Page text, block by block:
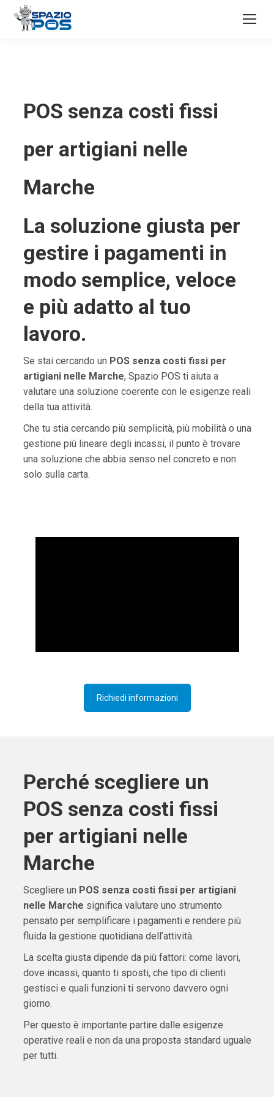
POS senza costi fissi
per artigiani nelle
Marche
La soluzione giusta per
gestire i pagamenti in
modo semplice, veloce
e più adatto al tuo
lavoro.
Se stai cercando un POS senza costi fissi per
artigiani nelle Marche, Spazio POS ti aiuta a
valutare una soluzione coerente con le esigenze reali
della tua attività.
Che tu stia cercando più semplicità, più mobilità o una
gestione più lineare degli incassi, il punto è trovare
una soluzione che abbia senso nel concreto e non
solo sulla carta.
Richiedi informazioni
Perché scegliere un
POS senza costi fissi
per artigiani nelle
Marche
Scegliere un POS senza costi fissi per artigiani
nelle Marche significa valutare uno strumento
pensato per semplificare i pagamenti e rendere più
fluida la gestione quotidiana dell’attività.
La scelta giusta dipende da più fattori: come lavori,
dove incassi, quanto ti sposti, che tipo di clienti
gestisci e quali funzioni ti servono davvero ogni
giorno.
Per questo è importante partire dalle esigenze
operative reali e non da una proposta standard uguale
per tutti.